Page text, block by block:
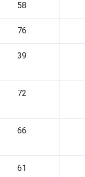
58
76
39
72
66
61